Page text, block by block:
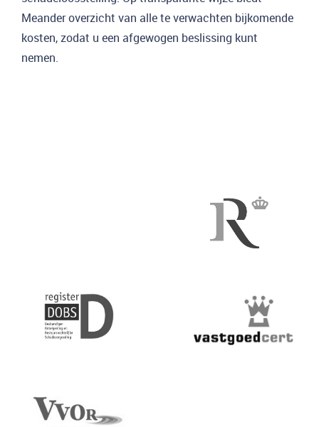
Meander overzicht van alle te verwachten bijkomende
kosten, zodat u een afgewogen beslissing kunt
nemen.